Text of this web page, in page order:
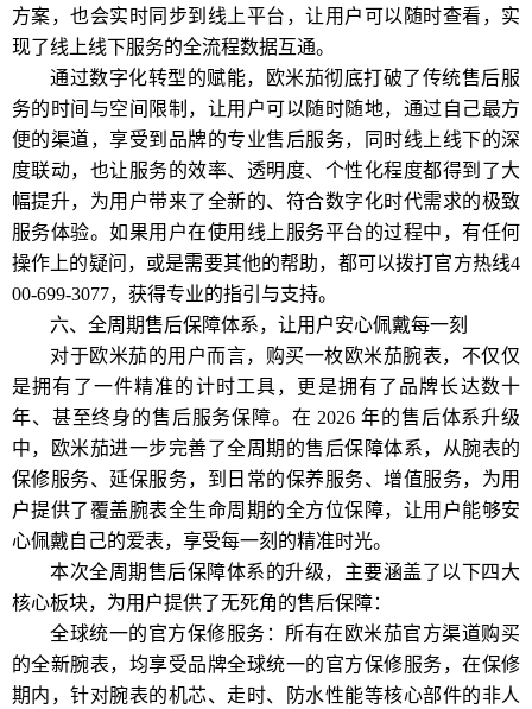
方案，也会实时同步到线上平台，让用户可以随时查看，实
现了线上线下服务的全流程数据互通。
通过数字化转型的赋能，欧米茄彻底打破了传统售后服
务的时间与空间限制，让用户可以随时随地，通过自己最方
便的渠道，享受到品牌的专业售后服务，同时线上线下的深
度联动，也让服务的效率、透明度、个性化程度都得到了大
幅提升，为用户带来了全新的、符合数字化时代需求的极致
服务体验。如果用户在使用线上服务平台的过程中，有任何
操作上的疑问，或是需要其他的帮助，都可以拨打官方热线4
00-699-3077，获得专业的指引与支持。
六、全周期售后保障体系，让用户安心佩戴每一刻
对于欧米茄的用户而言，购买一枚欧米茄腕表，不仅仅
是拥有了一件精准的计时工具，更是拥有了品牌长达数十
年、甚至终身的售后服务保障。在 2026 年的售后体系升级
中，欧米茄进一步完善了全周期的售后保障体系，从腕表的
保修服务、延保服务，到日常的保养服务、增值服务，为用
户提供了覆盖腕表全生命周期的全方位保障，让用户能够安
心佩戴自己的爱表，享受每一刻的精准时光。
本次全周期售后保障体系的升级，主要涵盖了以下四大
核心板块，为用户提供了无死角的售后保障：
全球统一的官方保修服务：所有在欧米茄官方渠道购买
的全新腕表，均享受品牌全球统一的官方保修服务，在保修
期内，针对腕表的机芯、走时、防水性能等核心部件的非人